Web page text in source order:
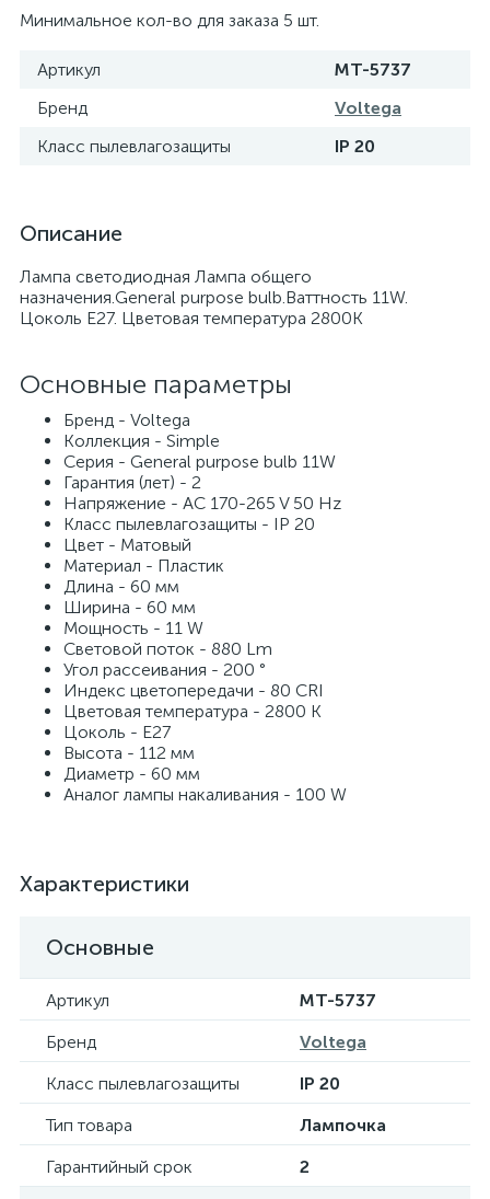
Минимальное кол-во для заказа 5 шт.
Артикул
MT-5737
Бренд
Voltega
Класс пылевлагозащиты
IP 20
Описание
Лампа светодиодная Лампа общего
назначения.General purpose bulb.Ваттность 11W.
Цоколь E27. Цветовая температура 2800К
Основные параметры
Бренд - Voltega
Коллекция - Simple
Серия - General purpose bulb 11W
Гарантия (лет) - 2
Напряжение - AC 170-265 V 50 Hz
Класс пылевлагозащиты - IP 20
Цвет - Матовый
Материал - Пластик
Длина - 60 мм
Ширина - 60 мм
Мощность - 11 W
Световой поток - 880 Lm
Угол рассеивания - 200 °
Индекс цветопередачи - 80 CRI
Цветовая температура - 2800 K
Цоколь - E27
Высота - 112 мм
Диаметр - 60 мм
Аналог лампы накаливания - 100 W
Характеристики
Основные
Артикул
MT-5737
Бренд
Voltega
Класс пылевлагозащиты
IP 20
Тип товара
Лампочка
Гарантийный срок
2